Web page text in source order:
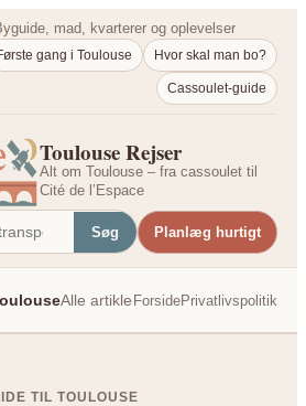
mad, kvarterer og oplevelser
gang i Toulouse Hvor skal man bo?
Cassoulet-guide
Toulouse Rejser
Alt om Toulouse – fra cassoulet til
Cité de l’Espace
Søg Planlæg hurtigt
Alle artiklerPÅ TVÆRS AF
ForsidePrivatlivspolitik
TIL TOULOUSE